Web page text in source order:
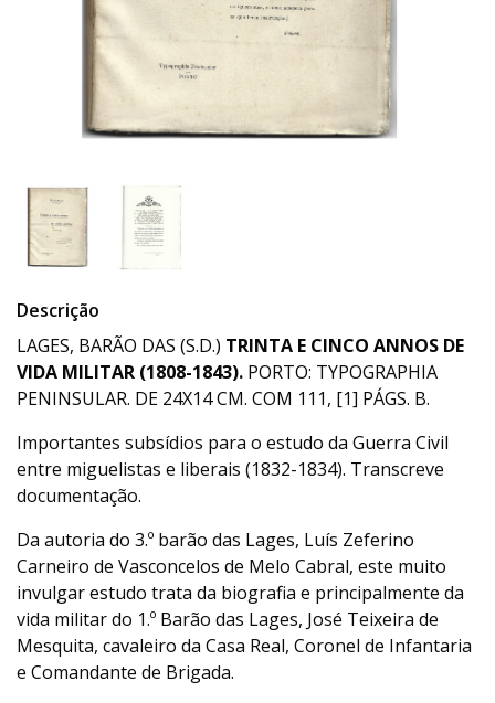
Descrição
LAGES, BARÃO DAS (S.D.) TRINTA E CINCO ANNOS DE
VIDA MILITAR (1808-1843). PORTO: TYPOGRAPHIA
PENINSULAR. DE 24X14 CM. COM 111, [1] PÁGS. B.
Importantes subsídios para o estudo da Guerra Civil
entre miguelistas e liberais (1832-1834). Transcreve
documentação.
Da autoria do 3.º barão das Lages, Luís Zeferino
Carneiro de Vasconcelos de Melo Cabral, este muito
invulgar estudo trata da biografia e principalmente da
vida militar do 1.º Barão das Lages, José Teixeira de
Mesquita, cavaleiro da Casa Real, Coronel de Infantaria
e Comandante de Brigada.